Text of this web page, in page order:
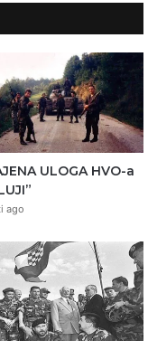
ULOGA HVO-a
ago